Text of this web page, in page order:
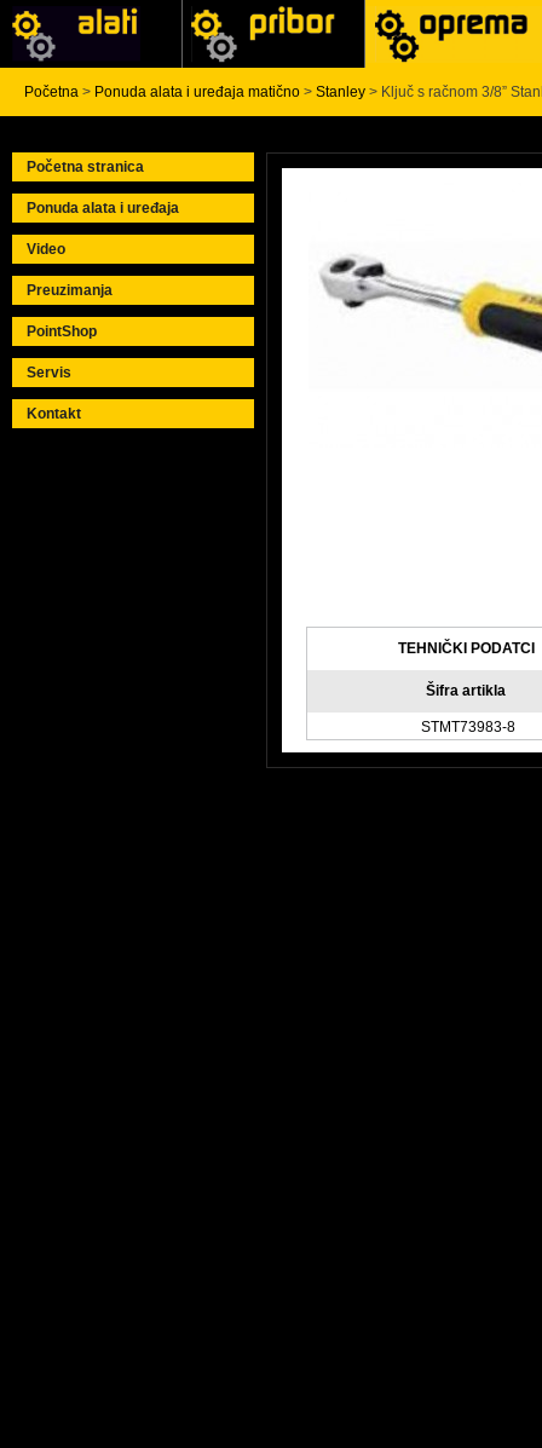
Početna > Ponuda alata i uređaja matično > Stanley > Ključ s račnom 3/8”
Početna stranica
Ponuda alata i uređaja
Video
Preuzimanja
PointShop
Servis
Kontakt
TEHNIČKI PODATCI
Šifra artikla
STMT73983-8